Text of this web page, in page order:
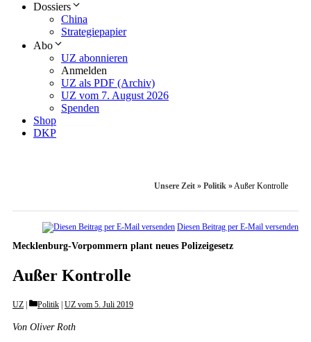
Dossiers
China
Strategiepapier
Abo
UZ abonnieren
Anmelden
UZ als PDF (Archiv)
UZ vom 7. August 2026
Spenden
Shop
DKP
Unsere Zeit » Politik »Außer Kontrolle
Diesen Beitrag per E-Mail versenden
Mecklenburg-Vorpommern plant neues Polizeigesetz
Außer Kontrolle
UZ Categories
Politik UZ vom 5. Juli 2019
Von Oliver Roth